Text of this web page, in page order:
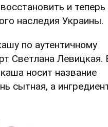
и теперь
наследия Украины.
по аутентичному
Светлана Левицкая.
носит название
сытная, а